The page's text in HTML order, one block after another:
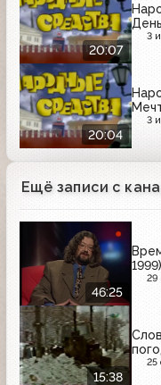
20:07
3
20:04
3
Ещё записи с
46:25
29
15:38
25